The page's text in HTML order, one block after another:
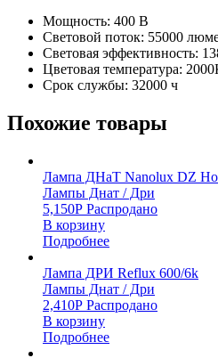
Мощность: 400 В
Световой поток: 55000
Световая эффективность:
Цветовая температура:
Срок службы: 32000 ч
Похожие товары
Лампа ДНаТ Nanolux DZ
Лампы Днат / Дри
5,150Р Распродано
В корзину
Подробнее
Лампа ДРИ Reflux 600/6k
Лампы Днат / Дри
2,410Р Распродано
В корзину
Подробнее